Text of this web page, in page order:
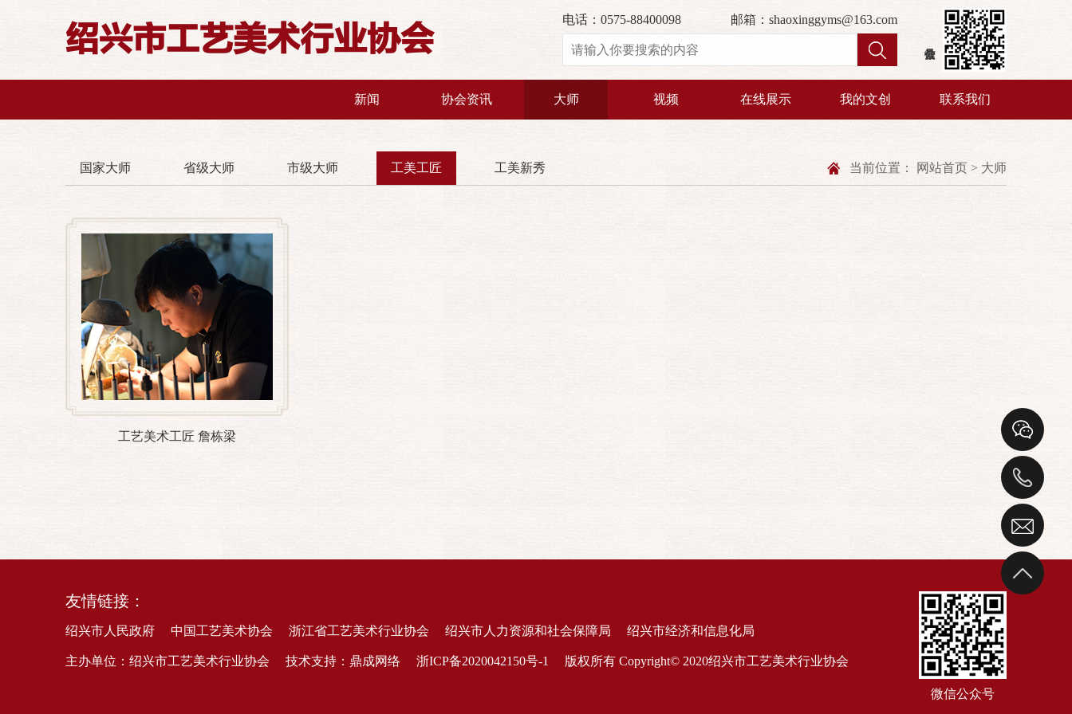
绍兴市工艺美术行业协会
电话：0575-88400098 邮箱：shaoxinggyms@163.com
新闻 协会资讯 大师 视频 在线展示 我的文创 联系我们
国家大师 省级大师 市级大师 工美工匠 工美新秀 当前位置： 网站首页 > 大师
工艺美术工匠 詹栋梁
友情链接：
绍兴市人民政府 中国工艺美术协会 浙江省工艺美术行业协会 绍兴市人力资源和社会保障局 绍兴市经济和信息化局
主办单位：绍兴市工艺美术行业协会 技术支持： 鼎成网络 浙ICP备2020042150号-1 版权所有 Copyright© 2020绍兴市工艺美术行业协会
微信公众号